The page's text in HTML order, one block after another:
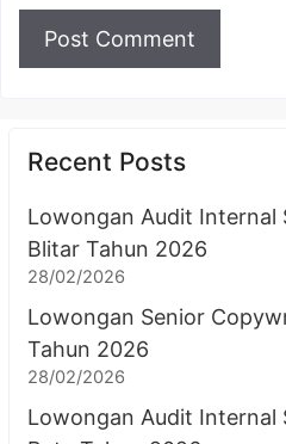
Recent Posts
Lowongan Audit Internal
Blitar Tahun 2026
28/02/2026
Lowongan Senior
Tahun 2026
28/02/2026
Lowongan Audit Internal